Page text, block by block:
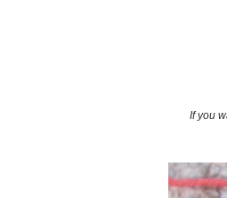
If you